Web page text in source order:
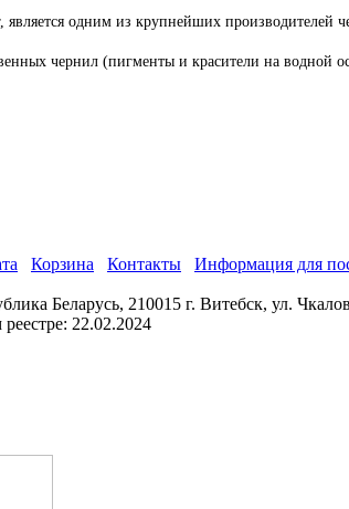
одним из крупнейших производителей
чернил (пигменты и красители на
Корзина Контакты Информация для
Беларусь, 210015 г. Витебск, ул.
22.02.2024